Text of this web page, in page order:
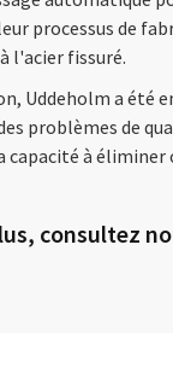
processus de
l'acier fissuré.
Uddeholm a été
problèmes de
capacité à éliminer
consultez